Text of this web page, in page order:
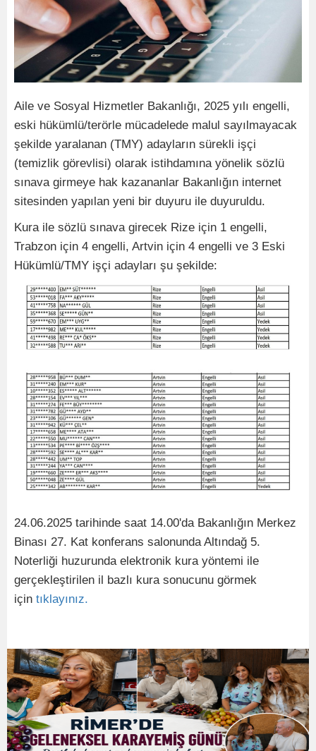
Aile ve Sosyal Hizmetler Bakanlığı, 2025 yılı engelli,
eski hükümlü/terörle mücadelede malul sayılmayacak
şekilde yaralanan (TMY) adayların sürekli işçi
(temizlik görevlisi) olarak istihdamına yönelik sözlü
sınava girmeye hak kazananlar Bakanlığın internet
sitesinden yapılan yeni bir duyuru ile duyuruldu.
Kura ile sözlü sınava girecek Rize için 1 engelli,
Trabzon için 4 engelli, Artvin için 4 engelli ve 3 Eski
Hükümlü/TMY işçi adayları şu şekilde:
24.06.2025 tarihinde saat 14.00'da Bakanlığın Merkez
Binası 27. Kat konferans salonunda Altındağ 5.
Noterliği huzurunda elektronik kura yöntemi ile
gerçekleştirilen il bazlı kura sonucunu görmek
için tıklayınız.